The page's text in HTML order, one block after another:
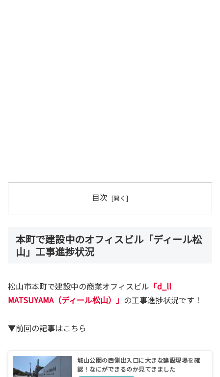
目次
本町で建設中のオフィスビル「ディール松
山」工事進捗状況
松山市本町で建設中の商業オフィスビル 「d_ll
MATSUYAMA（ディール松山）」 の工事進捗状況です！
▼前回の記事はこちら
城山公園の西側出入口に大きな建設現場を確
認！なにができるのか見てきました